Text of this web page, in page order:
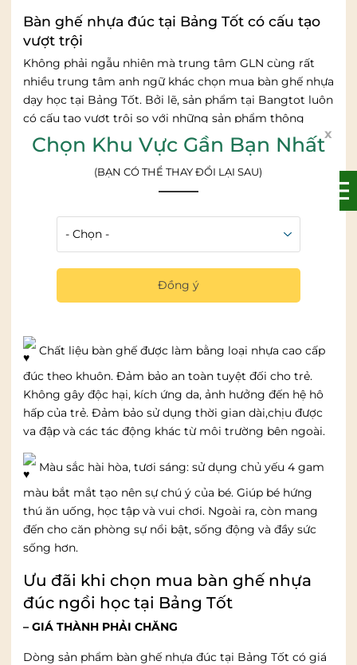
Bàn ghế nhựa đúc tại Bảng Tốt có cấu tạo
vượt trội
Không phải ngẫu nhiên mà trung tâm GLN cùng rất
nhiều trung tâm anh ngữ khác chọn mua bàn ghế nhựa
dạy học tại Bảng Tốt. Bởi lẽ, sản phẩm tại Bangtot luôn
có cấu tạo vượt trội so với những sản phẩm thông
thường.
Mặt bàn hình chữ nhật có kích thước tiêu chuẩn. Các
bám bẩn, dễ lau chùi và vệ sinh bằng khăn ẩm.
Chân bàn bằng sắt sơn tĩnh điện (nhám nhẹ) sơn
phủ PU bóng. Không bị bong tróc, bay màu theo thời
gian. Dưới chân bàn còn có đế cao su chống trơn trượt,
Chất liệu bàn ghế được làm bằng loại nhựa cao cấp
đúc theo khuôn. Đảm bảo an toàn tuyệt đối cho trẻ.
Không gây độc hại, kích ứng da, ảnh hưởng đến hệ hô
hấp của trẻ. Đảm bảo sử dụng thời gian dài,chịu được
va đập và các tác động khác từ môi trường bên ngoài.
Màu sắc hài hòa, tươi sáng: sử dụng chủ yếu 4 gam
màu bắt mắt tạo nên sự chú ý của bé. Giúp bé hứng
thú ăn uống, học tập và vui chơi. Ngoài ra, còn mang
đến cho căn phòng sự nổi bật, sống động và đầy sức
sống hơn.
Ưu đãi khi chọn mua bàn ghế nhựa
đúc ngồi học tại Bảng Tốt
– GIÁ THÀNH PHẢI CHĂNG
Dòng sản phẩm bàn ghế nhựa đúc tại Bảng Tốt có giá
x
Chọn Khu Vực Gần Bạn Nhất
(BẠN CÓ THỂ THAY ĐỔI LẠI SAU)
Đồng ý